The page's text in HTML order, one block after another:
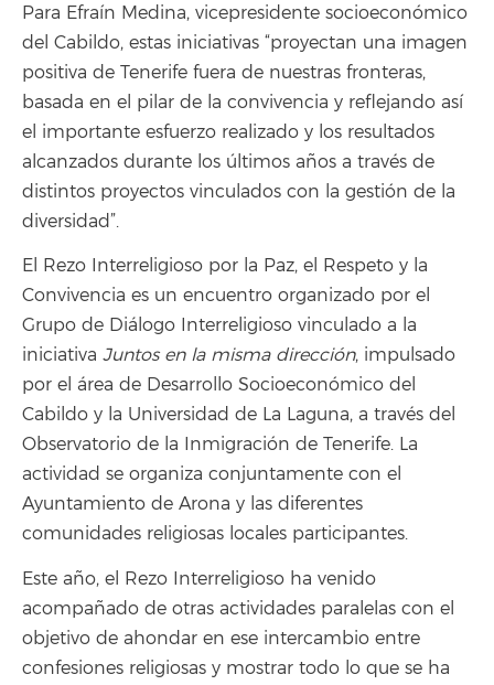
Para Efraín Medina, vicepresidente socioeconómico
del Cabildo, estas iniciativas “proyectan una imagen
positiva de Tenerife fuera de nuestras fronteras,
basada en el pilar de la convivencia y reflejando así
el importante esfuerzo realizado y los resultados
alcanzados durante los últimos años a través de
distintos proyectos vinculados con la gestión de la
diversidad”.
El Rezo Interreligioso por la Paz, el Respeto y la
Convivencia es un encuentro organizado por el
Grupo de Diálogo Interreligioso vinculado a la
iniciativa Juntos en la misma dirección, impulsado
por el área de Desarrollo Socioeconómico del
Cabildo y la Universidad de La Laguna, a través del
Observatorio de la Inmigración de Tenerife. La
actividad se organiza conjuntamente con el
Ayuntamiento de Arona y las diferentes
comunidades religiosas locales participantes.
Este año, el Rezo Interreligioso ha venido
acompañado de otras actividades paralelas con el
objetivo de ahondar en ese intercambio entre
confesiones religiosas y mostrar todo lo que se ha